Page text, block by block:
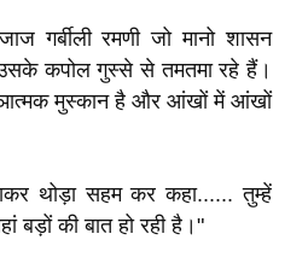
गर्बीली रमणी जो मानो शासन
कपोल गुस्से से तमतमा रहे हैं।
मुस्कान है और आंखों में आंखों
थोड़ा सहम कर कहा...... तुम्हें
बड़ों की बात हो रही है।"